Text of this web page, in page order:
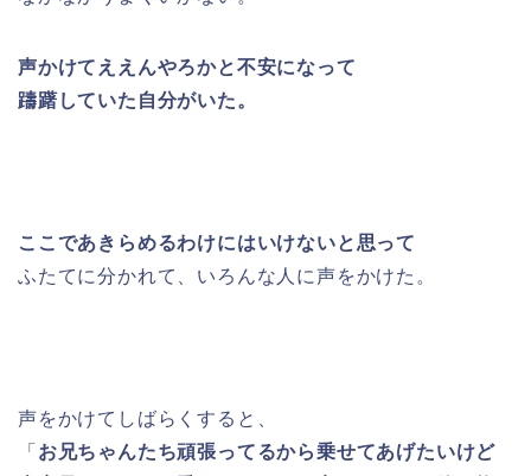
声かけてええんやろかと不安になって
躊躇していた自分がいた。
ここであきらめるわけにはいけないと思って
ふたてに分かれて、いろんな人に声をかけた。
声をかけてしばらくすると、
「 お兄ちゃんたち頑張ってるから乗せてあげたいけど